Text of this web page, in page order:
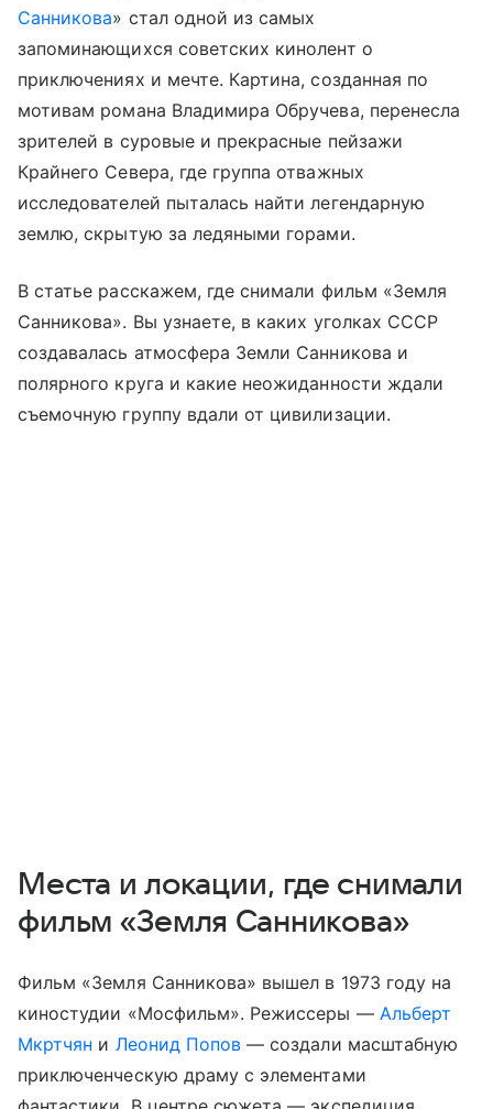
Санникова» стал одной из самых
запоминающихся советских кинолент о
приключениях и мечте. Картина, созданная по
мотивам романа Владимира Обручева, перенесла
зрителей в суровые и прекрасные пейзажи
Крайнего Севера, где группа отважных
исследователей пыталась найти легендарную
землю, скрытую за ледяными горами.
В статье расскажем, где снимали фильм «Земля
Санникова». Вы узнаете, в каких уголках СССР
создавалась атмосфера Земли Санникова и
полярного круга и какие неожиданности ждали
съемочную группу вдали от цивилизации.
Места и локации, где снимали
фильм «Земля Санникова»
Фильм «Земля Санникова» вышел в 1973 году на
киностудии «Мосфильм». Режиссеры — Альберт
Мкртчян и Леонид Попов — создали масштабную
приключенческую драму с элементами